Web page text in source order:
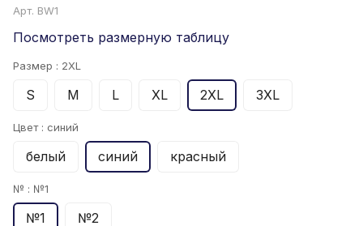
Арт. BW1
Посмотреть размерную таблицу
Размер : 2XL
S M L XL 2XL 3XL
Цвет : синий
белый синий красный
№ : №1
№1 №2